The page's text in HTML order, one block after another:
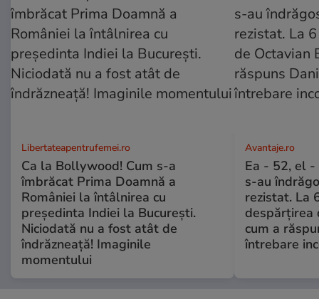
Libertateapentrufemei.ro
Ca la Bollywood! Cum s-a
îmbrăcat Prima Doamnă a
României la întâlnirea cu
președinta Indiei la București.
Niciodată nu a fost atât de
îndrăzneață! Imaginile
momentului
Avantaje.ro
Ea - 52, el -
s-au
rezistat. La
despărțirea
cum a
întrebare